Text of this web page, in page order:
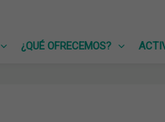
¿QUÉ OFRECEMOS?